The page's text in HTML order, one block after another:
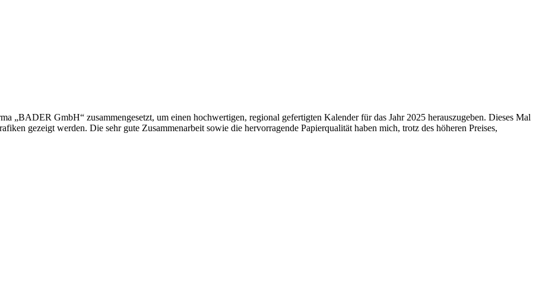
„BADER GmbH“ zusammengesetzt, um einen hochwertigen, regional gefertigten Kalender für das Jahr 2025 herauszugeben. Dieses Mal
gezeigt werden. Die sehr gute Zusammenarbeit sowie die hervorragende Papierqualität haben mich, trotz des höheren Preises,